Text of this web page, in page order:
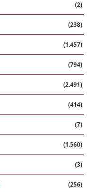
(2)
(238)
(1.457)
(794)
(2.491)
(414)
(7)
(1.560)
(3)
(256)